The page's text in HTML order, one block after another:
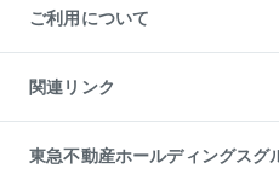
ご紹介・再契約特典
入居者様専用-各種ご案内（賃貸）
東急こすもす会「こすもすWeb」
ご利用について
金融商品取引について
東急リバブル ソーシャルメディアポリ
ご意見・お問い合わせ（金融商品取
ダイレクトメール（郵送物）・Eメー
関連リンク
これからご結婚される方に東急百貨店
人材サービスのご用命は 東急リバブ
東急不動産ホールディングスグ